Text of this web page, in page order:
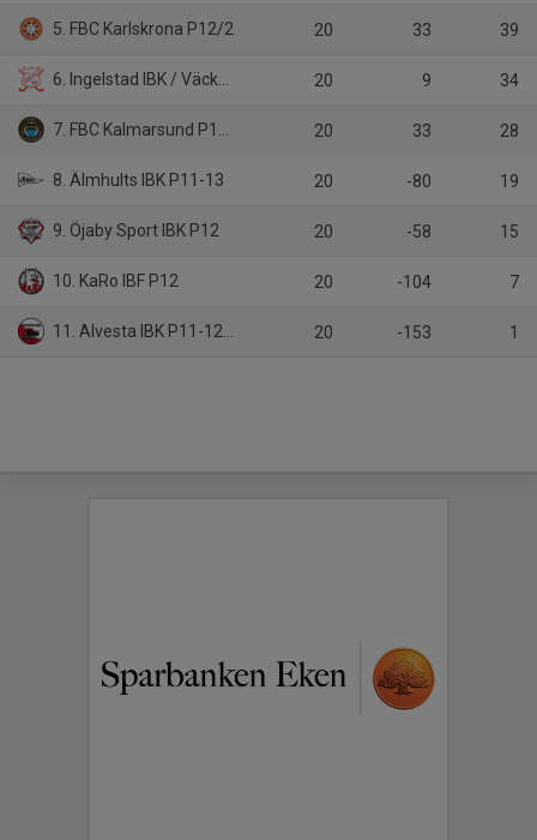
5. FBC Karlskrona P12/2 20 33 39
6. Ingelstad IBK / Väckelsångs IK P12 20 9 34
7. FBC Kalmarsund P12/1 20 33 28
8. Älmhults IBK P11-13 20 -80 19
9. Öjaby Sport IBK P12 20 -58 15
10. KaRo IBF P12 20 -104 7
11. Alvesta IBK P11-12/2 20 -153 1